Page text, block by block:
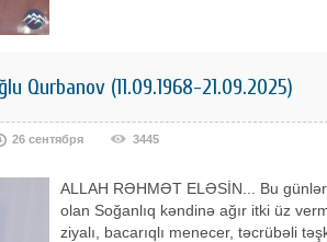
Qurbanov (11.09.1968-21.09.2025)
26 сентября 3445
ALLAH RƏHMƏT ELƏSİN... Bu
olan Soğanlıq kəndinə ağır itki üz
ziyalı, bacarıqlı menecer, təcrübəli